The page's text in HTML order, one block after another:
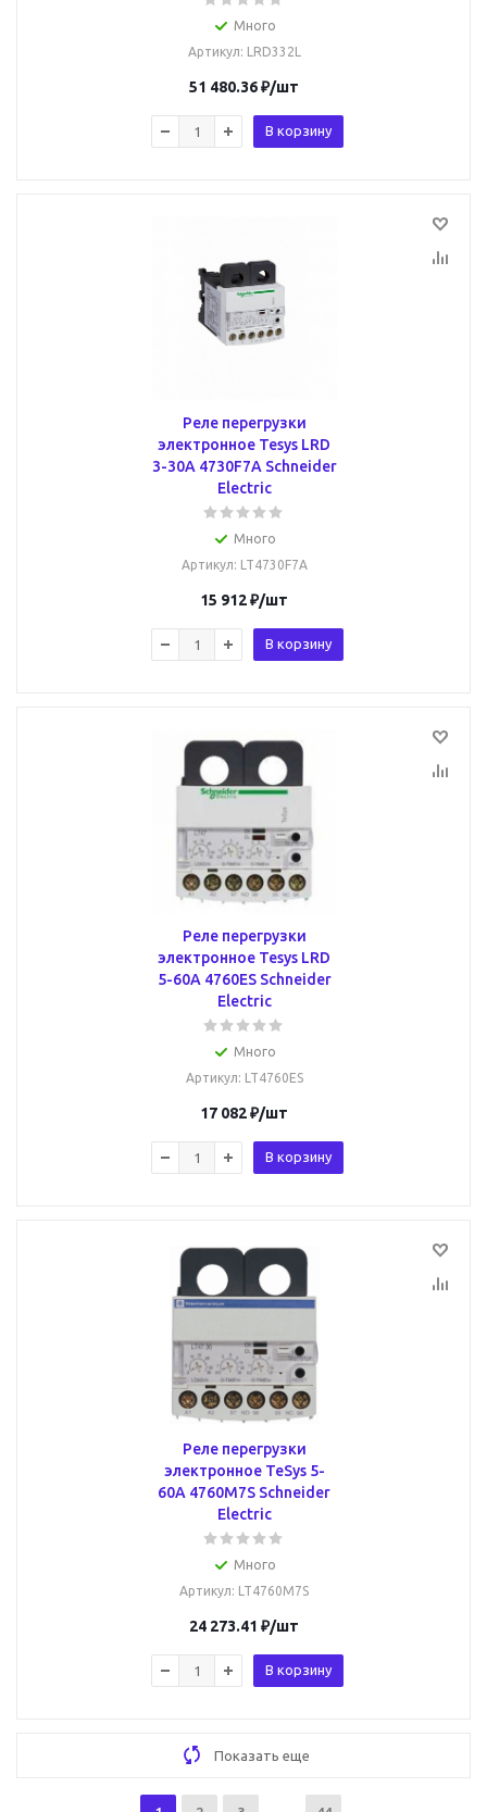
Много
Артикул: LRD332L
51 480.36₽/шт
В корзину
Реле перегрузки
электронное Tesys LRD
3-30А 4730F7A Schneider
Electric
Много
Артикул: LT4730F7A
15 912₽/шт
В корзину
Реле перегрузки
электронное Tesys LRD
5-60А 4760ES Schneider
Electric
Много
Артикул: LT4760ES
17 082₽/шт
В корзину
Реле перегрузки
электронное TeSys 5-
60А 4760M7S Schneider
Electric
Много
Артикул: LT4760M7S
24 273.41 ₽/шт
В корзину
Показать еще